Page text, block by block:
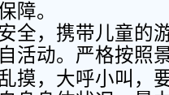
障。
全，携带儿童的
活动。严格按照
摸，大呼小叫，